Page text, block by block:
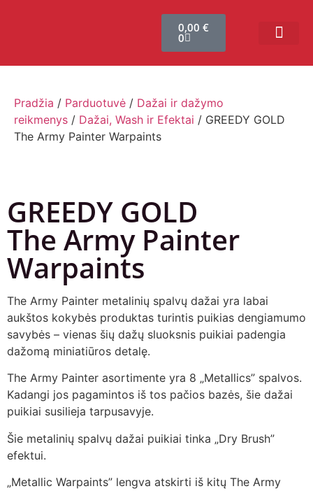
0,00€
0
Pradžia / Parduotuvė / Dažai ir dažymo
reikmenys / Dažai, Wash ir Efektai / GREEDY GOLD
The Army Painter Warpaints
GREEDY GOLD
The Army Painter
Warpaints
The Army Painter metalinių spalvų dažai yra labai
aukštos kokybės produktas turintis puikias dengiamumo
savybės – vienas šių dažų sluoksnis puikiai padengia
dažomą miniatiūros detalę.
The Army Painter asortimente yra 8 „Metallics” spalvos.
Kadangi jos pagamintos iš tos pačios bazės, šie dažai
puikiai susilieja tarpusavyje.
Šie metalinių spalvų dažai puikiai tinka „Dry Brush”
efektui.
„Metallic Warpaints” lengva atskirti iš kitų The Army